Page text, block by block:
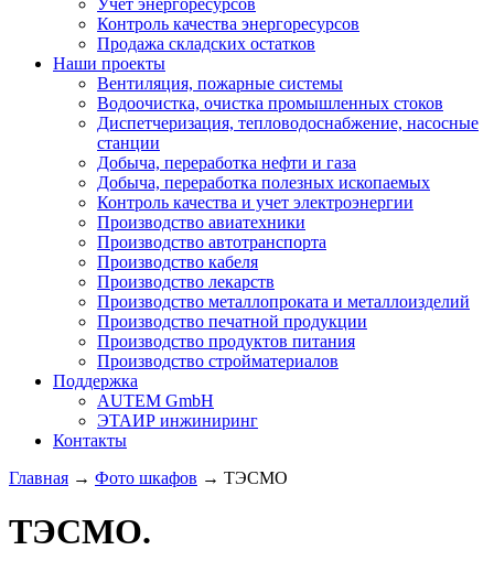
Учет энергоресурсов
Контроль качества энергоресурсов
Продажа складских остатков
Наши проекты
Вентиляция, пожарные системы
Водоочистка, очистка промышленных стоков
Диспетчеризация, тепловодоснабжение, насосные
станции
Добыча, переработка нефти и газа
Добыча, переработка полезных ископаемых
Контроль качества и учет электроэнергии
Производство авиатехники
Производство автотранспорта
Производство кабеля
Производство лекарств
Производство металлопроката и металлоизделий
Производство печатной продукции
Производство продуктов питания
Производство стройматериалов
Поддержка
AUTEM GmbH
ЭТАИР инжиниринг
Контакты
Главная → Фото шкафов → ТЭСМО
ТЭСМО.